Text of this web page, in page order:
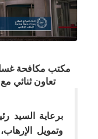
مكتب مكافحة غسل
تعاون ثنائي
برعاية السيد
وتمويل